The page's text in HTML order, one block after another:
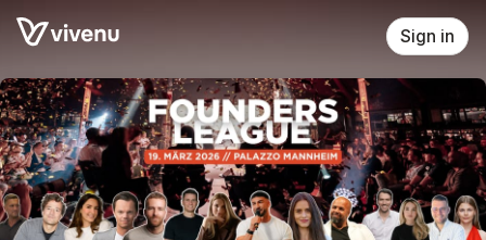
Skip header
Sign in